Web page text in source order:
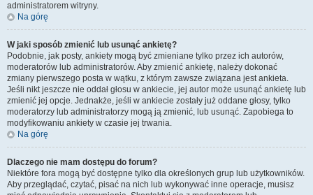
administratorem witryny.
Na górę
W jaki sposób zmienić lub usunąć ankietę?
Podobnie, jak posty, ankiety mogą być zmieniane tylko przez ich autorów,
moderatorów lub administratorów. Aby zmienić ankietę, należy dokonać
zmiany pierwszego posta w wątku, z którym zawsze związana jest ankieta.
Jeśli nikt jeszcze nie oddał głosu w ankiecie, jej autor może usunąć ankietę lub
zmienić jej opcje. Jednakże, jeśli w ankiecie zostały już oddane głosy, tylko
moderatorzy lub administratorzy mogą ją zmienić, lub usunąć. Zapobiega to
modyfikowaniu ankiety w czasie jej trwania.
Na górę
Dlaczego nie mam dostępu do forum?
Niektóre fora mogą być dostępne tylko dla określonych grup lub użytkowników.
Aby przeglądać, czytać, pisać na nich lub wykonywać inne operacje, musisz